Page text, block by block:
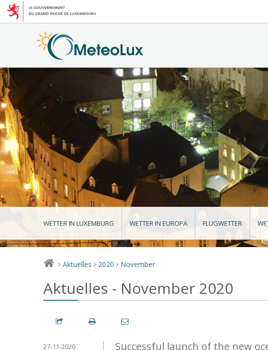
WETTER IN LUXEMBURG WETTER IN EUROPA FLUGWETTER
> Aktuelles > 2020 > November
Aktuelles - November 2020
Successful launch of the new
27-11-2020